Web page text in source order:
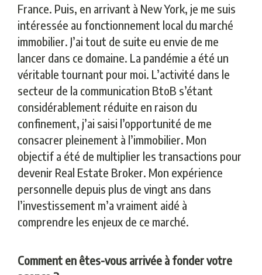
France. Puis, en arrivant à New York, je me suis
intéressée au fonctionnement local du marché
immobilier. J’ai tout de suite eu envie de me
lancer dans ce domaine. La pandémie a été un
véritable tournant pour moi. L’activité dans le
secteur de la communication BtoB s’étant
considérablement réduite en raison du
confinement, j’ai saisi l’opportunité de me
consacrer pleinement à l’immobilier. Mon
objectif a été de multiplier les transactions pour
devenir Real Estate Broker. Mon expérience
personnelle depuis plus de vingt ans dans
l’investissement m’a vraiment aidé à
comprendre les enjeux de ce marché.
Comment en êtes-vous arrivée à fonder votre